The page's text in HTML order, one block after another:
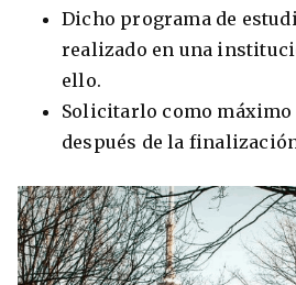
Dicho programa de
realizado en una
ello.
Solicitarlo como máximo
después de la